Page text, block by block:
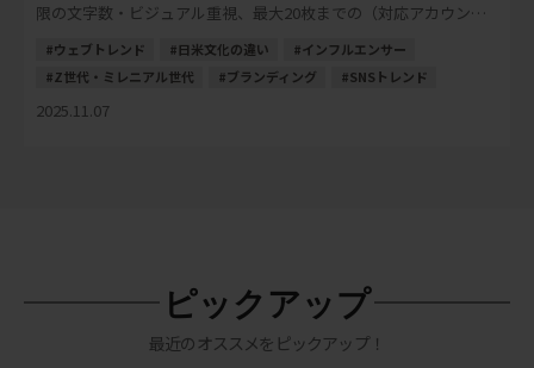
限の文字数・ビジュアル重視、最大20枚までの（対応アカウント
による）カルーセル最適化、 […]
ウェブトレンド 日米文化の違い
インフルエンサー
Z世代・ミレニアル世代
ブランディング SNSトレンド
2025.11.07
ピックアップ
最近のオススメをピックアップ！